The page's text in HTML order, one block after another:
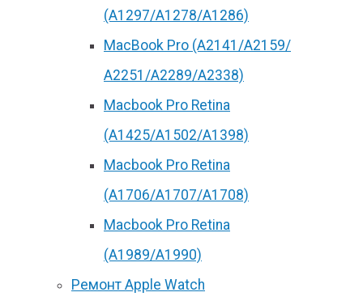
(A1297/A1278/A1286)
MacBook Pro (А2141/А2159/
А2251/A2289/A2338)
Macbook Pro Retina
(А1425/A1502/A1398)
Macbook Pro Retina
(А1706/A1707/A1708)
Macbook Pro Retina
(А1989/A1990)
Ремонт Apple Watch